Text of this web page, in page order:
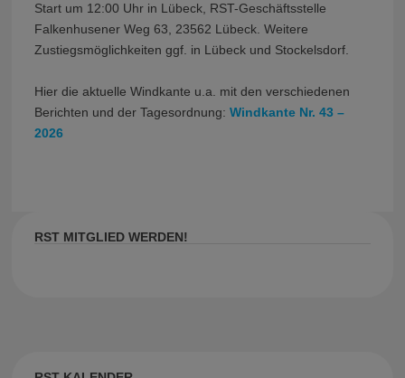
Start um 12:00 Uhr in Lübeck, RST-Geschäftsstelle
Falkenhusener Weg 63, 23562 Lübeck. Weitere
Zustiegsmöglichkeiten ggf. in Lübeck und Stockelsdorf.
Hier die aktuelle Windkante u.a. mit den verschiedenen
Berichten und der Tagesordnung: Windkante Nr. 43 –
2026
RST MITGLIED WERDEN!